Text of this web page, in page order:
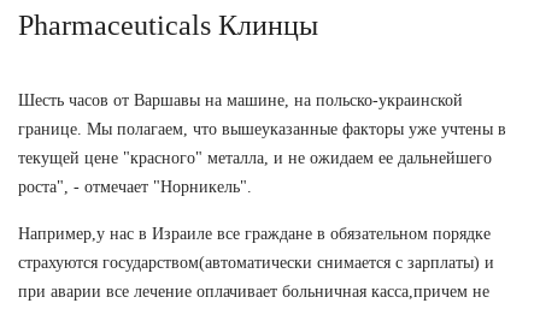
Pharmaceuticals Клинцы
Шесть часов от Варшавы на машине, на польско-украинской
границе. Мы полагаем, что вышеуказанные факторы уже учтены в
текущей цене "красного" металла, и не ожидаем ее дальнейшего
роста", - отмечает "Норникель".
Например,у нас в Израиле все граждане в обязательном порядке
страхуются государством(автоматически снимается с зарплаты) и
при аварии все лечение оплачивает больничная касса,причем не